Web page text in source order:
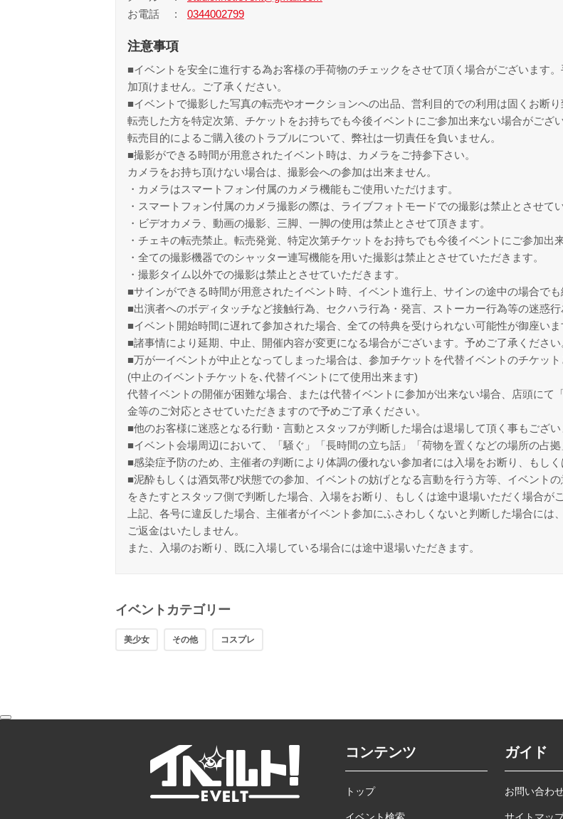
お電話
0344002799
注意事項
■イベントを安全に進行する為お客様の手荷物のチェックをさせて頂く場合がございます
加頂けません。ご了承ください。
■イベントで撮影した写真の転売やオークションへの出品、営利目的での利用は固くお断り
転売した方を特定次第、チケットをお持ちでも今後イベントにご参加出来ない場合がござい
転売目的によるご購入後のトラブルについて、弊社は一切責任を負いません。
■撮影ができる時間が用意されたイベント時は、カメラをご持参下さい。
カメラをお持ち頂けない場合は、撮影会への参加は出来ません。
・カメラはスマートフォン付属のカメラ機能もご使用いただけます。
・スマートフォン付属のカメラ撮影の際は、ライブフォトモードでの撮影は禁止とさせて
・ビデオカメラ、動画の撮影、三脚、一脚の使用は禁止とさせて頂きます。
・チェキの転売禁止。転売発覚、特定次第チケットをお持ちでも今後イベントにご参加出
・全ての撮影機器でのシャッター連写機能を用いた撮影は禁止とさせていただきます。
・撮影タイム以外での撮影は禁止とさせていただきます。
■サインができる時間が用意されたイベント時、イベント進行上、サインの途中の場合で
■出演者へのボディタッチなど接触行為、セクハラ行為・発言、ストーカー行為等の迷惑行
■イベント開始時間に遅れて参加された場合、全ての特典を受けられない可能性が御座いま
■諸事情により延期、中止、開催内容が変更になる場合がございます。予めご了承ください
■万が一イベントが中止となってしまった場合は、参加チケットを代替イベントのチケット
(中止のイベントチケットを､代替イベントにて使用出来ます)
代替イベントの開催が困難な場合、または代替イベントに参加が出来ない場合、店頭にて
金等のご対応とさせていただきますので予めご了承ください。
■他のお客様に迷惑となる行動・言動とスタッフが判断した場合は退場して頂く事もござい
■イベント会場周辺において、「騒ぐ」「長時間の立ち話」「荷物を置くなどの場所の占拠
■感染症予防のため、主催者の判断により体調の優れない参加者には入場をお断り、もし
■泥酔もしくは酒気帯び状態での参加、イベントの妨げとなる言動を行う方等、イベント
をきたすとスタッフ側で判断した場合、入場をお断り、もしくは途中退場いただく場合がご
上記、各号に違反した場合、主催者がイベント参加にふさわしくないと判断した場合に
ご返金はいたしません。
また、入場のお断り、既に入場している場合には途中退場いただきます。
イベントカテゴリー
美少女 その他 コスプレ
コンテンツ
トップ
イベント検索
ガイド
お問い合わ
サイトマッ